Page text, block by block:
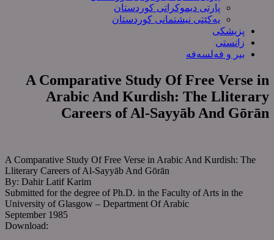
پارتی دیموکراتی کوردستان
یەکێتی نیشتمانی کوردستان
پزیشکی
زانستی
بیر و فەلسەفە
A Comparative Study Of Free Verse in
Arabic And Kurdish: The Lliterary
Careers of Al-Sayyāb And Gōrān
A Comparative Study Of Free Verse in Arabic And Kurdish: The
Lliterary Careers of Al-Sayyāb And Gōrān
By: Dahir Latif Karim
Submitted for the degree of Ph.D. in the Faculty of Arts in the
University of Glasgow – Department Of Arabic
September 1985
Download: